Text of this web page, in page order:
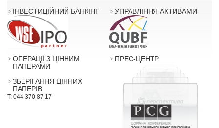
ІНВЕСТИЦІЙНИЙ БАНКІНГ УПРАВЛІННЯ АКТИВАМИ
ОПЕРАЦІЇ З ЦІННИМ
ПАПЕРАМИ
ЗБЕРІГАННЯ ЦІННИХ
ПАПЕРІВ
T: 044 370 87 17
ПРЕС-ЦЕНТР